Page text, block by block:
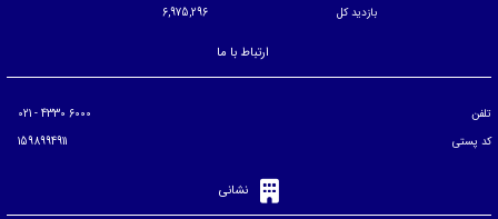
بازدید کل
6,975,296
ارتباط با ما
تلفن
کد پستی
نشانی